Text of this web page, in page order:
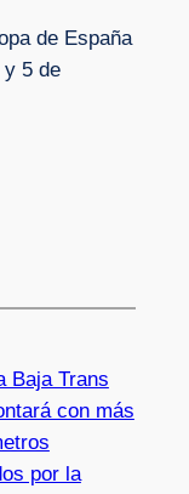
de España
y 5 de
Baja Trans
con más
por la